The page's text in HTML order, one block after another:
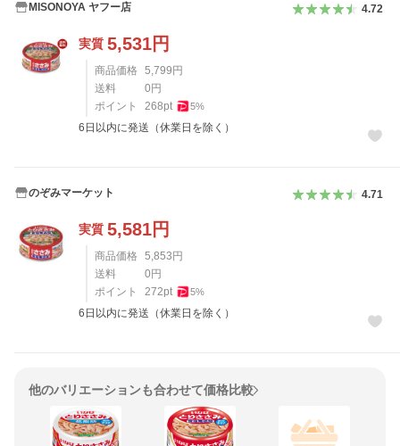
MISONOYA ヤフー店 4.72
実質 5,531円
商品価格 5,799 円
送料
0 円
ポイント
268pt 5%
6日以内に発送（休業日を除く）
のぞみマーケット 4.71
実質 5,581円
商品価格 5,853 円
送料
0 円
ポイント
272pt 5%
6日以内に発送（休業日を除く）
他のバリエーションも合わせて価格比較